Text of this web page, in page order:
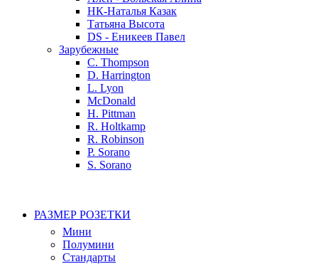
НК-Наталья Казак
Татьяна Высота
DS - Еникеев Павел
Зарубежные
C. Thompson
D. Harrington
L. Lyon
McDonald
H. Pittman
R. Holtkamp
R. Robinson
P. Sorano
S. Sorano
РАЗМЕР РОЗЕТКИ
Мини
Полумини
Стандарты